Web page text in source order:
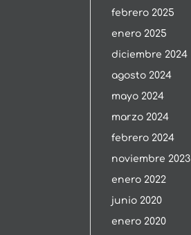
febrero 2025
enero 2025
diciembre 2024
agosto 2024
mayo 2024
marzo 2024
febrero 2024
noviembre 2023
enero 2022
junio 2020
enero 2020